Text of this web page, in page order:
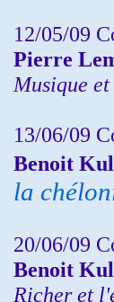
12/05/09
Pierre
Musique
13/06/09
Benoit
la
20/06/09
Benoit
Richer et